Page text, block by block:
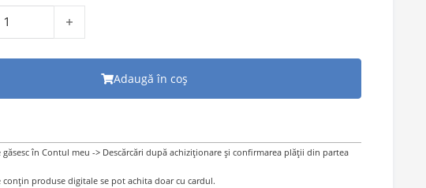
slava înapoi!
Adaugă în coș
în Contul meu -> Descărcări după achiziționare și confirmarea plății din partea
conțin produse digitale se pot achita doar cu cardul.